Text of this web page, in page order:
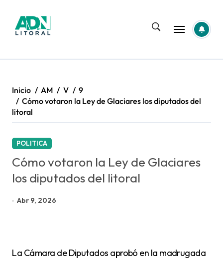
contenido
Inicio AM V
9
Cómo votaron la Ley de Glaciares los diputados del
litoral
POLITICA
Cómo votaron la Ley de Glaciares
los diputados del litoral
Abr 9, 2026
La Cámara de Diputados aprobó en la madrugada